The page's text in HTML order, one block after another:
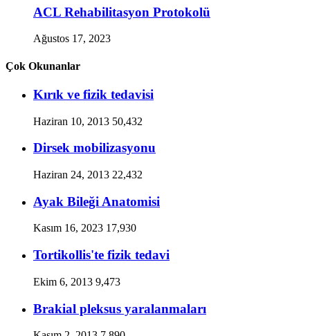
ACL Rehabilitasyon Protokolü
Ağustos 17, 2023
Çok Okunanlar
Kırık ve fizik tedavisi
Haziran 10, 2013 50,432
Dirsek mobilizasyonu
Haziran 24, 2013 22,432
Ayak Bileği Anatomisi
Kasım 16, 2023 17,930
Tortikollis'te fizik tedavi
Ekim 6, 2013 9,473
Brakial pleksus yaralanmaları